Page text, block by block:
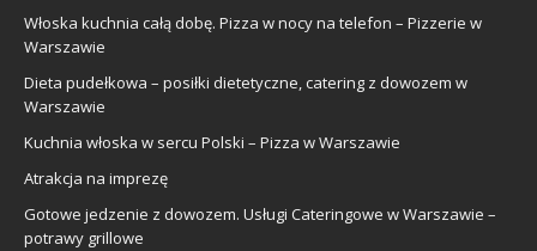
Włoska kuchnia całą dobę. Pizza w nocy na telefon – Pizzerie w
Warszawie
Dieta pudełkowa – posiłki dietetyczne, catering z dowozem w
Warszawie
Kuchnia włoska w sercu Polski – Pizza w Warszawie
Atrakcja na imprezę
Gotowe jedzenie z dowozem. Usługi Cateringowe w Warszawie –
potrawy grillowe